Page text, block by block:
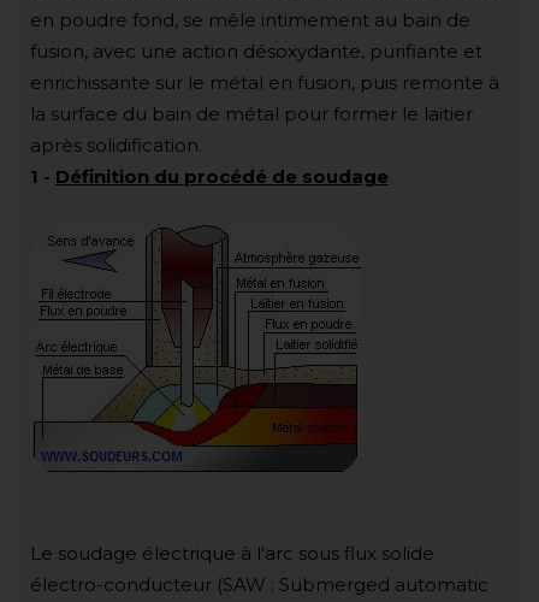
en poudre fond, se mêle intimement au bain de
fusion, avec une action désoxydante, purifiante et
enrichissante sur le métal en fusion, puis remonte à
la surface du bain de métal pour former le laitier
après solidification.
1 - Définition du procédé de soudage
Le soudage électrique à l'arc sous flux solide
électro-conducteur (SAW : Submerged automatic